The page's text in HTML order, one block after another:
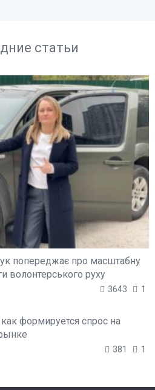
статьи
попереджає про масштабну
волонтерського руху
3643 1
формируется спрос на
381 1